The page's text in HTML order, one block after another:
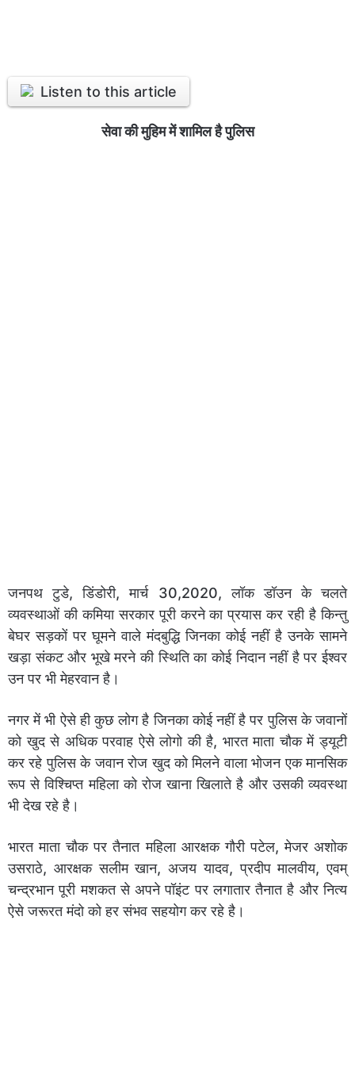
Listen to this article
सेवा की मुहिम में शामिल है पुलिस
जनपथ टुडे, डिंडोरी, मार्च 30,2020, लॉक डॉउन के चलते
व्यवस्थाओं की कमिया सरकार पूरी करने का प्रयास कर रही है किन्तु
बेघर सड़कों पर घूमने वाले मंदबुद्धि जिनका कोई नहीं है उनके सामने
खड़ा संकट और भूखे मरने की स्थिति का कोई निदान नहीं है पर ईश्वर
उन पर भी मेहरवान है।
नगर में भी ऐसे ही कुछ लोग है जिनका कोई नहीं है पर पुलिस के जवानों
को खुद से अधिक परवाह ऐसे लोगो की है, भारत माता चौक में ड्यूटी
कर रहे पुलिस के जवान रोज खुद को मिलने वाला भोजन एक मानसिक
रूप से विश्चिप्त महिला को रोज खाना खिलाते है और उसकी व्यवस्था
भी देख रहे है।
भारत माता चौक पर तैनात महिला आरक्षक गौरी पटेल, मेजर अशोक
उसराठे, आरक्षक सलीम खान, अजय यादव, प्रदीप मालवीय, एवम्
चन्द्रभान पूरी मशकत से अपने पॉइंट पर लगातार तैनात है और नित्य
ऐसे जरूरत मंदो को हर संभव सहयोग कर रहे है।